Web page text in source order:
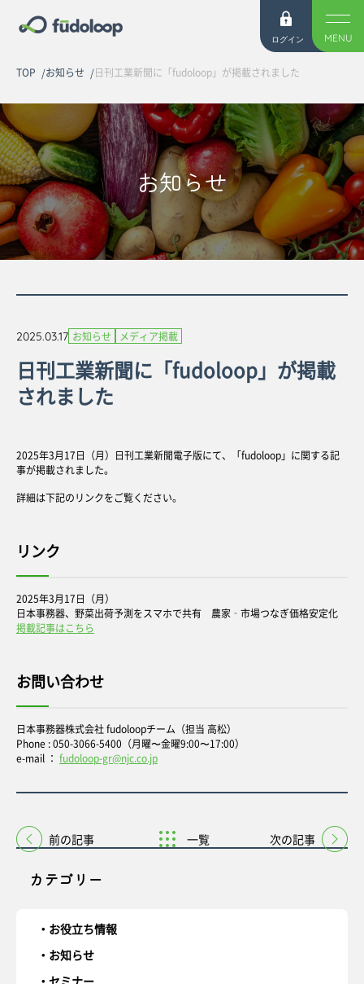
ログイン MENU
TOP お知らせ 日刊工業新聞に「fudoloop」が掲載されました
お知らせ
カテゴリー
お役立ち情報
お知らせ
セミナー
2025.03.17 お知らせ メディア掲載
日刊工業新聞に「fudoloop」が掲載
されました
2025年3月17日（月）日刊工業新聞電子版にて、「fudoloop」に関する記
事が掲載されました。
詳細は下記のリンクをご覧ください。
リンク
2025年3月17日（月）
日本事務器、野菜出荷予測をスマホで共有 農家‐市場つなぎ価格安定化
掲載記事はこちら
お問い合わせ
日本事務器株式会社 fudoloopチーム（担当 高松）
Phone : 050-3066-5400（月曜〜金曜9:00〜17:00）
e-mail ： fudoloop-gr@njc.co.jp
前の記事 一覧 次の記事